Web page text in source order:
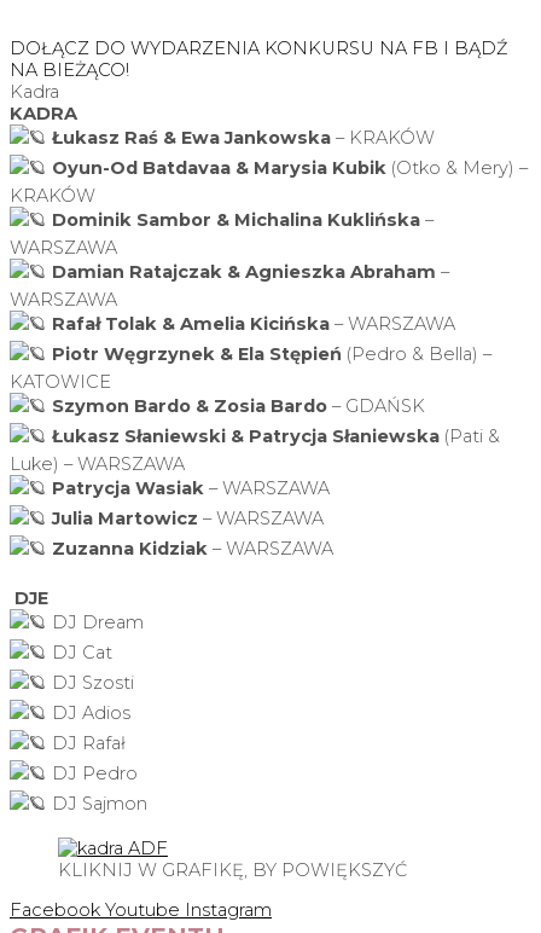
DOŁĄCZ DO WYDARZENIA KONKURSU NA FB I BĄDŹ
NA BIEŻĄCO!
Kadra
KADRA
Łukasz Raś & Ewa Jankowska – KRAKÓW
Oyun-Od Batdavaa & Marysia Kubik (Otko & Mery) –
KRAKÓW
Dominik Sambor & Michalina Kuklińska –
WARSZAWA
Damian Ratajczak & Agnieszka Abraham –
WARSZAWA
Rafał Tolak & Amelia Kicińska – WARSZAWA
Piotr Węgrzynek & Ela Stępień (Pedro & Bella) –
KATOWICE
Szymon Bardo & Zosia Bardo – GDAŃSK
Łukasz Słaniewski & Patrycja Słaniewska (Pati &
Luke) – WARSZAWA
Patrycja Wasiak – WARSZAWA
Julia Martowicz – WARSZAWA
Zuzanna Kidziak – WARSZAWA
DJE
DJ Dream
DJ Cat
DJ Szosti
DJ Adios
DJ Rafał
DJ Pedro
DJ Sajmon
KLIKNIJ W GRAFIKĘ, BY POWIĘKSZYĆ
Facebook Youtube Instagram